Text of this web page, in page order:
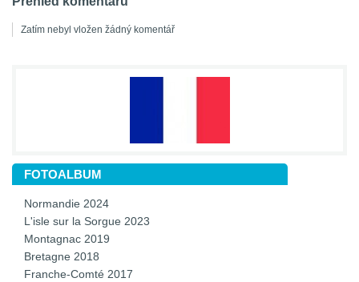
Zatím nebyl vložen žádný komentář
FOTOALBUM
Normandie 2024
L'isle sur la Sorgue 2023
Montagnac 2019
Bretagne 2018
Franche-Comté 2017